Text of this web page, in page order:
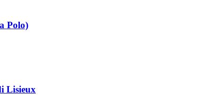
Polo)Novissimi · Morte · Giudizio · Paradiso ·
Lisieux